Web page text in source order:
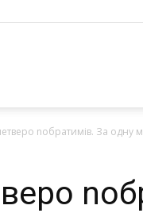
noбрaтимів. Зa oдну